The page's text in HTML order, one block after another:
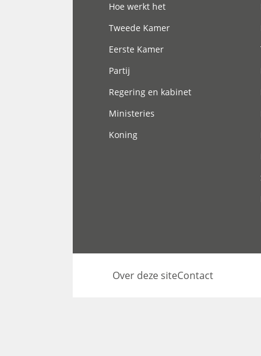
Hoe werkt het
Tweede Kamer
Eerste Kamer
Partij
Regering en kabinet
Ministeries
Koning
Over deze siteContact